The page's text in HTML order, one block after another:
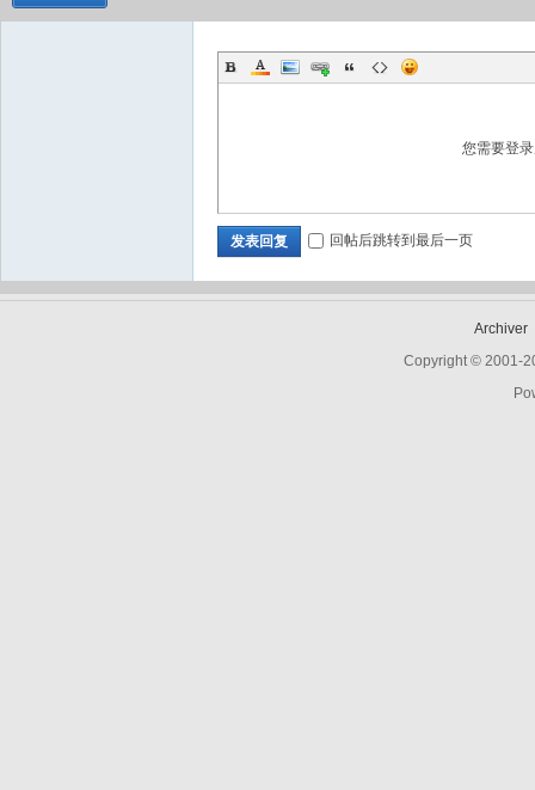
您需要登
发表回复 回帖后跳转到最后一页
Archiver
Copyright © 2001-